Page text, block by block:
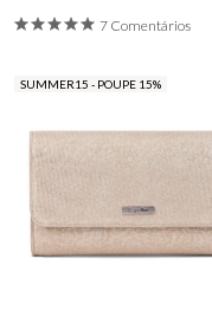
7 Comentários
SUMMER15 - POUPE 15%